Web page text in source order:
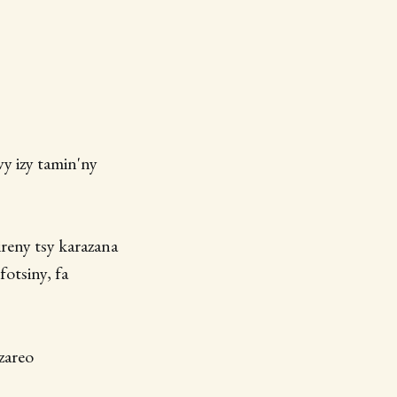
izy tamin'ny
tsy karazana
fa